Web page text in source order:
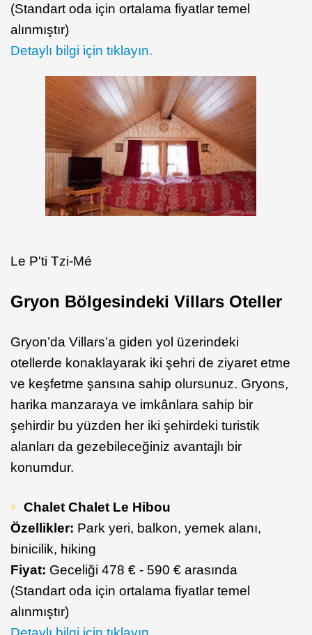
(Standart oda için ortalama fiyatlar temel
alınmıştır)
Detaylı bilgi için tıklayın.
Le P'ti Tzi-Mé
Gryon Bölgesindeki Villars Oteller
Gryon’da Villars’a giden yol üzerindeki
otellerde konaklayarak iki şehri de ziyaret etme
ve keşfetme şansına sahip olursunuz. Gryons,
harika manzaraya ve imkânlara sahip bir
şehirdir bu yüzden her iki şehirdeki turistik
alanları da gezebileceğiniz avantajlı bir
konumdur.
Chalet Chalet Le Hibou
Özellikler: Park yeri, balkon, yemek alanı,
binicilik, hiking
Fiyat: Geceliği 478 € - 590 € arasında
(Standart oda için ortalama fiyatlar temel
alınmıştır)